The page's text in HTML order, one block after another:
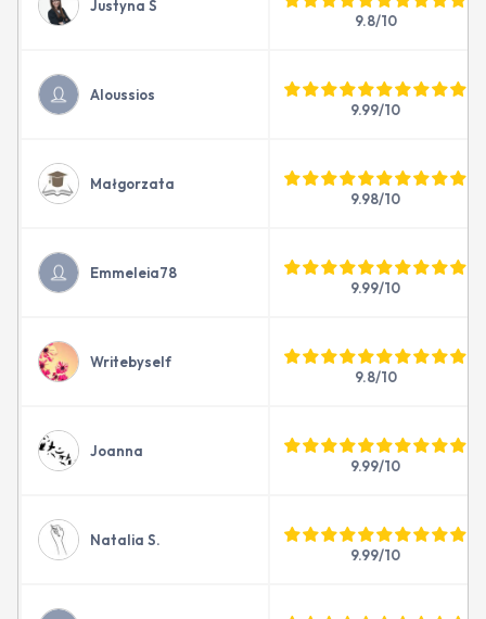
Justyna S
9.8/10
Aloussios
9.99/10
Małgorzata
9.98/10
Emmeleia78
9.99/10
Writebyself
9.8/10
Joanna
9.99/10
Natalia S.
9.99/10